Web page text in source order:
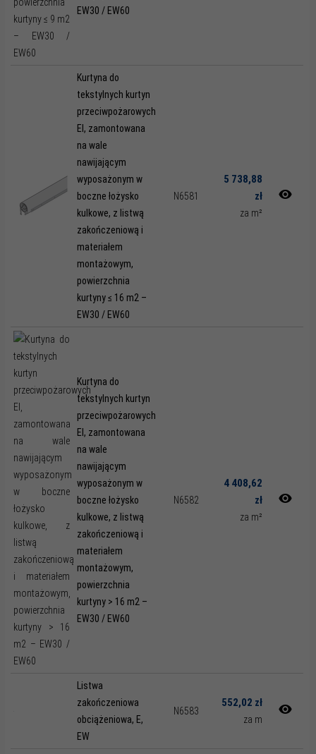
EW30 / EW60
Kurtyna do
tekstylnych kurtyn
przeciwpożarowych
EI, zamontowana
na wale
nawijającym
wyposażonym w
boczne łożysko
kulkowe, z listwą
zakończeniową i
materiałem
montażowym,
powierzchnia
kurtyny ≤ 16 m2 –
EW30 / EW60
N6581
5 738,88
zł
za m²
Kurtyna do
tekstylnych kurtyn
przeciwpożarowych
EI, zamontowana
na wale
nawijającym
wyposażonym w
boczne łożysko
kulkowe, z listwą
zakończeniową i
materiałem
montażowym,
powierzchnia
kurtyny > 16 m2 –
EW30 / EW60
N6582
4 408,62
zł
za m²
Listwa
zakończeniowa
obciążeniowa, E,
EW
N6583
552,02 zł
za m